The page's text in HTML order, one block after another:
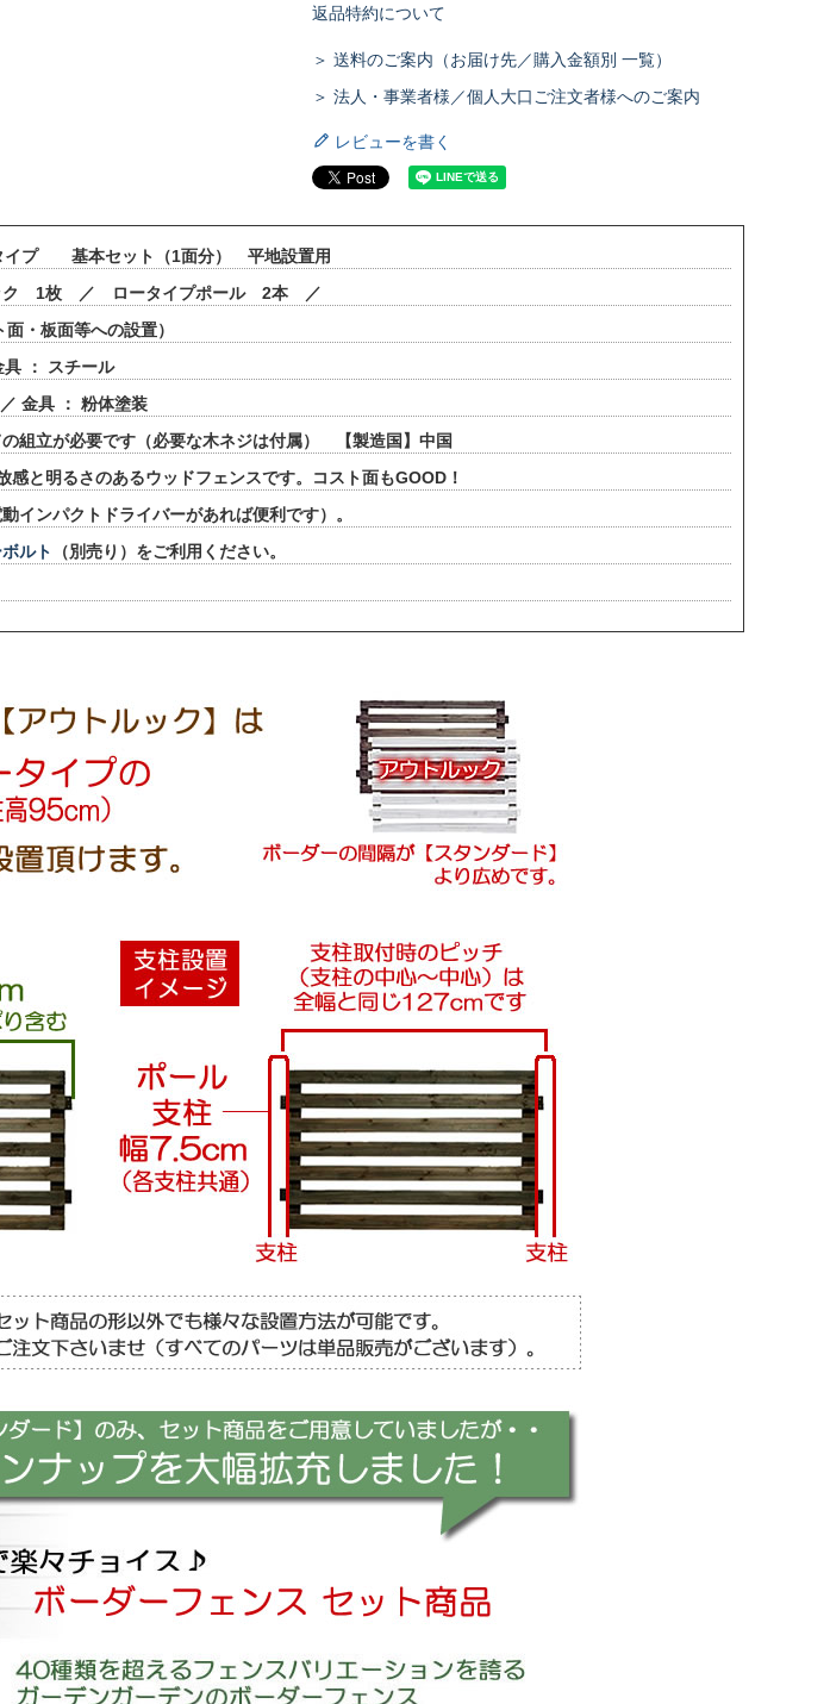
返品特約について
＞ 送料のご案内（お届け先／購入金額別 一覧）
＞ 法人・事業者様／個人大口ご注文者様へのご案内
レビューを書く
イプ 基本セット（1面分） 平地設置用
ック 1枚 ／ ロータイプポール 2本 ／
・板面等への設置）
具 ： スチール
金具 ： 粉体塗装
の組立が必要です（必要な木ネジは付属） 【製造国】中国
と明るさのあるウッドフェンスです。コスト面もGOOD！
インパクトドライバーがあれば便利です）。
ルト
（別売り）をご利用ください。